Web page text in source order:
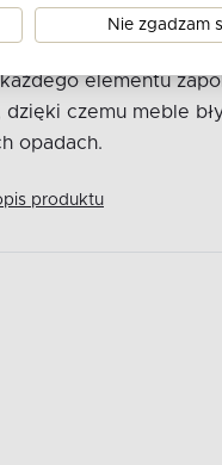
wzbogaconej
na zmienne
elementu
dzięki czemu meble
opadach.
produktu
Nie zgadzam